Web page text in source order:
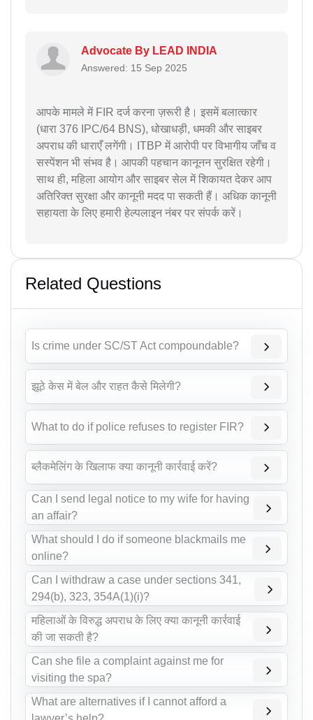
Advocate By LEAD INDIA
Answered: 15 Sep 2025
आपके मामले में FIR दर्ज करना ज़रूरी है। इसमें बलात्कार
(धारा 376 IPC/64 BNS), धोखाधड़ी, धमकी और साइबर
अपराध की धाराएँ लगेंगी। ITBP में आरोपी पर विभागीय जाँच व
सस्पेंशन भी संभव है। आपकी पहचान कानूनन सुरक्षित रहेगी।
साथ ही, महिला आयोग और साइबर सेल में शिकायत देकर आप
अतिरिक्त सुरक्षा और कानूनी मदद पा सकती हैं। अधिक कानूनी
सहायता के लिए हमारी हेल्पलाइन नंबर पर संपर्क करें।
Related Questions
Is crime under SC/ST Act compoundable?
झूठे केस में बेल और राहत कैसे मिलेगी?
What to do if police refuses to register FIR?
ब्लैकमेलिंग के खिलाफ क्या कानूनी कार्रवाई करें?
Can I send legal notice to my wife for having
an affair?
What should I do if someone blackmails me
online?
Can I withdraw a case under sections 341,
294(b), 323, 354A(1)(i)?
महिलाओं के विरुद्ध अपराध के लिए क्या कानूनी कार्रवाई
की जा सकती है?
Can she file a complaint against me for
visiting the spa?
What are alternatives if I cannot afford a